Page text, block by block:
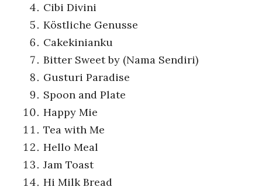
Cibi Divini
Köstliche Genusse
Cakekinianku
Bitter Sweet by (Nama Sendiri)
Gusturi Paradise
Spoon and Plate
Happy Mie
Tea with Me
Hello Meal
Jam Toast
Hi Milk Bread